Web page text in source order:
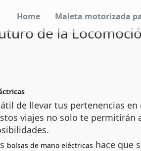
Home Maleta motorizada
de la
de llevar tus pertenencias
viajes no solo te
bolsas de mano eléctricas hace que